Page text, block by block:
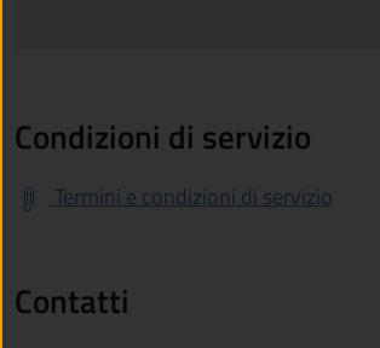
Condizioni di servizio
Termini e condizioni di servizio
Contatti